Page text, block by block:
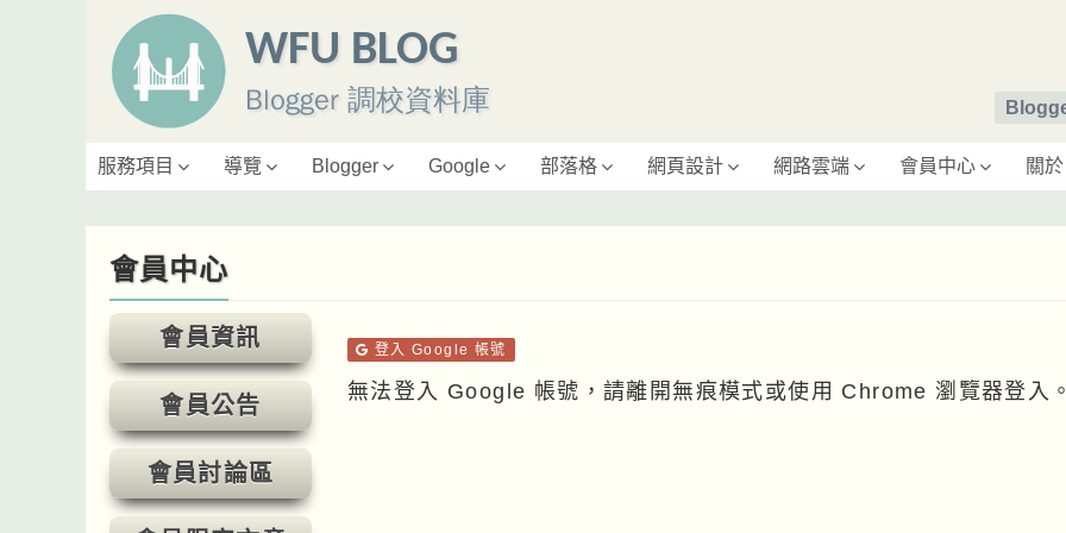
WFU BLOG
Blogger 調校資料庫
服務項目 導覽 Blogger Google 部落格 網頁設計 網路雲端 會員中心 關於
會員中心
會員資訊
會員公告
會員討論區
登入 Google 帳號
無法登入 Google 帳號，請離開無痕模式或使用 Chrome 瀏覽器登入